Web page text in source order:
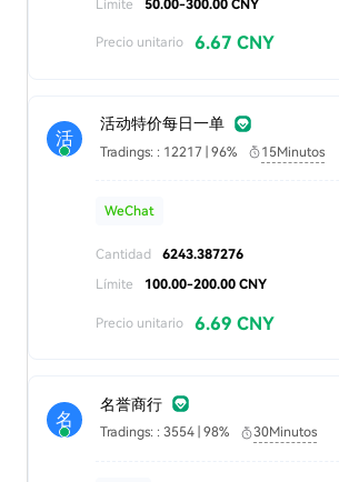
Límite
50.00-300.00 CNY
Precio unitario 6.67 CNY
活
活动特价每日一单
Tradings: : 12217 | 96% 15Minutos
WeChat
Cantidad
6243.387276
Límite
100.00-200.00 CNY
Precio unitario 6.69 CNY
名
名誉商行
Tradings: : 3554 | 98% 30Minutos